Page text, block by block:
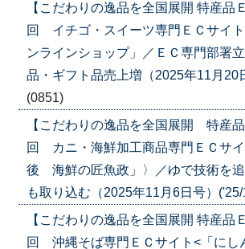
【こだわりの逸品を全国展開 特産品
回 イチゴ・スイーツ専門ＥＣサイ
ンラインショップ」／ＥＣ専門部署
品・ギフト品売上増（2025年11月20
(0851)
【こだわりの逸品を全国展開 特産
回 カニ・海鮮加工商品専門ＥＣサ
後 海鮮の匠魚政」〉／ゆで技術を
も取り込む（2025年11月6日号）
【こだわりの逸品を全国展開 特産
回 沖縄そば専門ＥＣサイト<「にし